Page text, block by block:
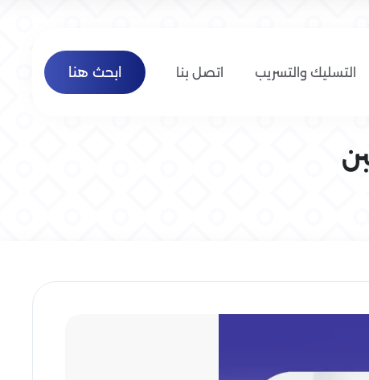
التسليك والتسريب اتصل بنا ابحث هنا